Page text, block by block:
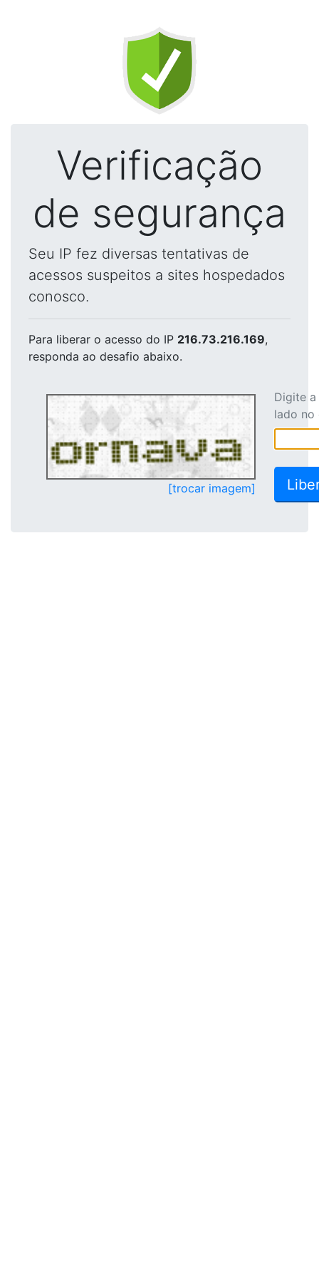
Verificação
de segurança
Seu IP fez diversas tentativas de
acessos suspeitos a sites hospedados
conosco.
Para liberar o acesso do IP 216.73.216.169,
responda ao desafio abaixo.
[trocar imagem]
Digite
lado no